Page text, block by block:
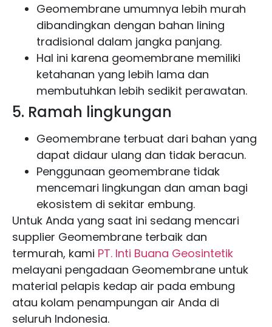
Geomembrane umumnya lebih murah
dibandingkan dengan bahan lining
tradisional dalam jangka panjang.
Hal ini karena geomembrane memiliki
ketahanan yang lebih lama dan
membutuhkan lebih sedikit perawatan.
5. Ramah lingkungan
Geomembrane terbuat dari bahan yang
dapat didaur ulang dan tidak beracun.
Penggunaan geomembrane tidak
mencemari lingkungan dan aman bagi
ekosistem di sekitar embung.
Untuk Anda yang saat ini sedang mencari
supplier Geomembrane terbaik dan
termurah, kami PT. Inti Buana Geosintetik
melayani pengadaan Geomembrane untuk
material pelapis kedap air pada embung
atau kolam penampungan air Anda di
seluruh Indonesia.